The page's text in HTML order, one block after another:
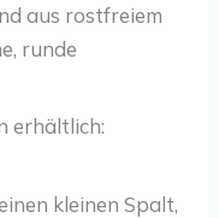
aus rostfreiem
runde
erhältlich:
kleinen Spalt,